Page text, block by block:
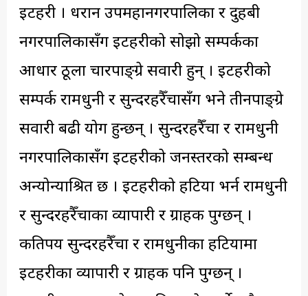
इटहरी । धरान उपमहानगरपालिका र दुहबी
नगरपालिकासँग इटहरीको सोझो सम्पर्कका
आधार ठूला चारपाङ्ग्रे सवारी हुन् । इटहरीको
सम्पर्क रामधुनी र सुन्दरहरैँचासँग भने तीनपाङ्ग्रे
सवारी बढी प्रयोग हुन्छन् । सुन्दरहरैँचा र रामधुनी
नगरपालिकासँग इटहरीको जनस्तरको सम्बन्ध
अन्योन्याश्रित छ । इटहरीको हटिया भर्न रामधुनी
र सुन्दरहरैँचाका व्यापारी र ग्राहक पुग्छन् ।
कतिपय सुन्दरहरैँचा र रामधुनीका हटियामा
इटहरीका व्यापारी र ग्राहक पनि पुग्छन् ।